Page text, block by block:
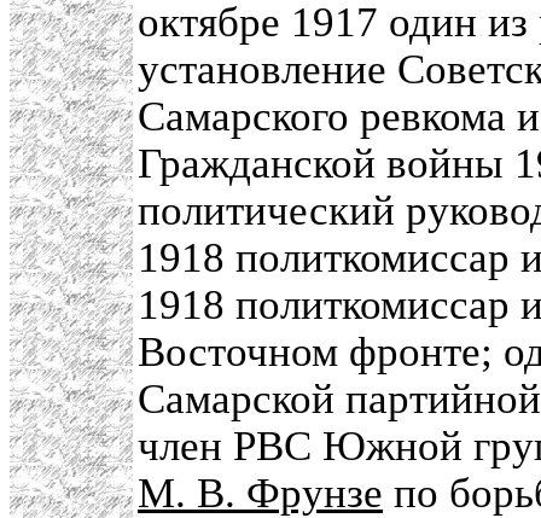
октябре 1917 один
установление
Самарского ревкома
Гражданской войны
политический
1918 политкомиссар
1918
Восточном фронте;
Самарской
член РВС Южной
М. В. Фрунзе по